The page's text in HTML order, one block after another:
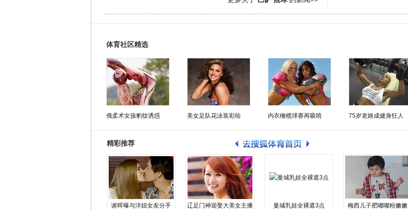
体育社区精选
俄柔术女孩豹纹诱惑 美女足队花泳装彩绘 内衣橄榄球赛再吸睛 75岁老妪成健身狂人
精彩推荐
谢晖曝与洋妞女友分手 辽足门神迎娶大美女主播 曼城乳娃全裸遮3点 梅西儿子肥嘟嘟粉嫩嫩